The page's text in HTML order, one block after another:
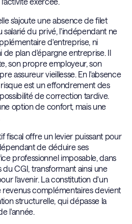
s'ajoute une absence de filet
salarié du privé, l'indépendant ne
d'entreprise, ni
de plan d'épargne entreprise. Il
son propre employeur, son
assureur vieillesse. En l'absence
est un effondrement des
de correction tardive.
option de confort, mais une
fiscal offre un levier puissant pour
de déduire ses
professionnel imposable, dans
du CGI, transformant ainsi une
l'avenir. La constitution d'un
complémentaires devient
structurelle, qui dépasse la
l'année.